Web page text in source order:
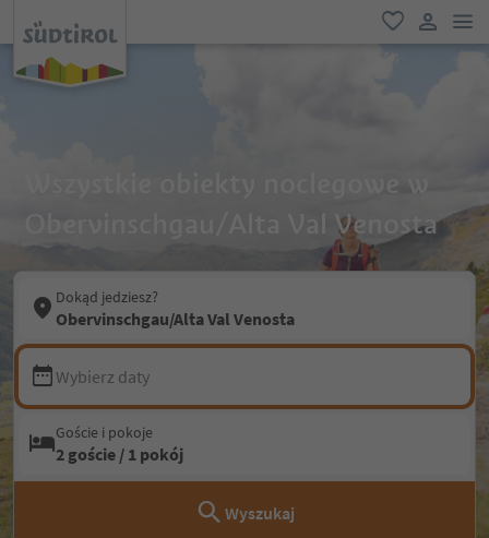
ulubione
link
Obervinschgau/Alta Val Venosta
Dokąd jedziesz?
Obervinschgau/Alta Val Venosta
Wybierz daty
Goście i pokoje
2 goście / 1 pokój
Wyszukaj